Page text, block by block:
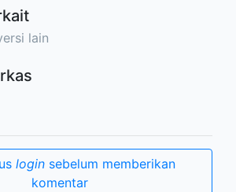
lain
loginsebelum memberikan
komentar